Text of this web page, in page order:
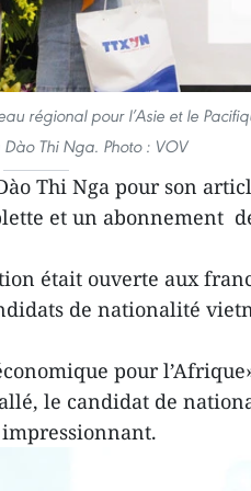
régional pour l’Asie et le
Thi Nga. Photo : VOV
Thi Nga pour son
et un abonnement
était ouverte aux
de nationalité
pour
le candidat de